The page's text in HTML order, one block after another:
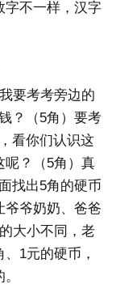
字不一样，汉字
要考考旁边的
？（5角）要考
看你们认识这
呢？（5角）真
找出5角的硬币
爷爷奶奶、爸爸
大小不同，老
1元的硬币，